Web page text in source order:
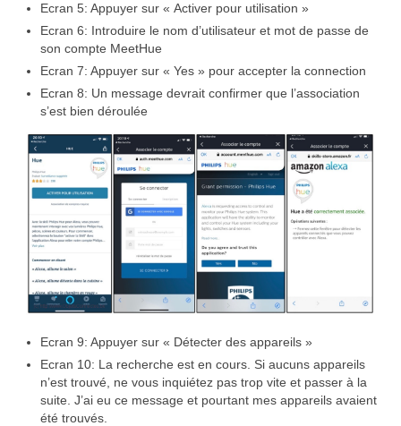
Ecran 5: Appuyer sur « Activer pour utilisation »
Ecran 6: Introduire le nom d’utilisateur et mot de passe de
son compte MeetHue
Ecran 7: Appuyer sur « Yes » pour accepter la connection
Ecran 8: Un message devrait confirmer que l’association
s’est bien déroulée
Ecran 9: Appuyer sur « Détecter des appareils »
Ecran 10: La recherche est en cours. Si aucuns appareils
n’est trouvé, ne vous inquiétez pas trop vite et passer à la
suite. J’ai eu ce message et pourtant mes appareils avaient
été trouvés.